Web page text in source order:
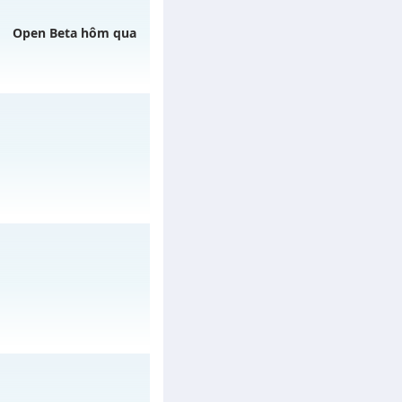
31/07/2626
Open Beta hôm qua